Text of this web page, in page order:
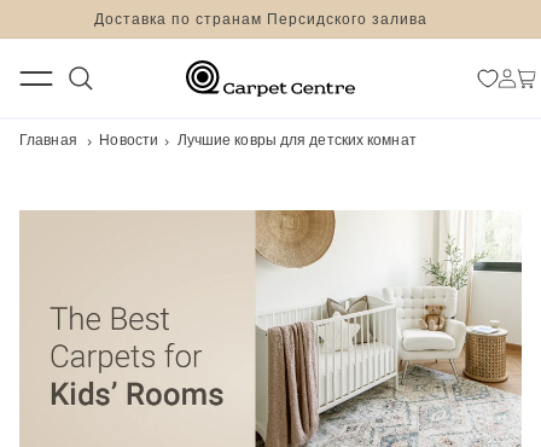
Доставка по странам Персидского залива
Войти
Главная Новости Лучшие ковры для детских комнат
logged_out